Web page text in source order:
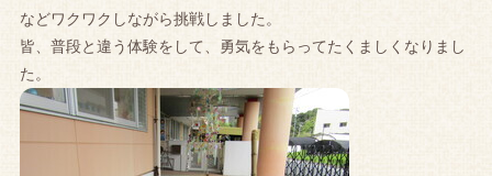
などワクワクしながら挑戦しました。
皆、普段と違う体験をして、勇気をもらってたくましくなりまし
た。